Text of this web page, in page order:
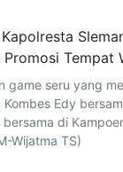
game seru yang
Edy
di
Wijatma TS)